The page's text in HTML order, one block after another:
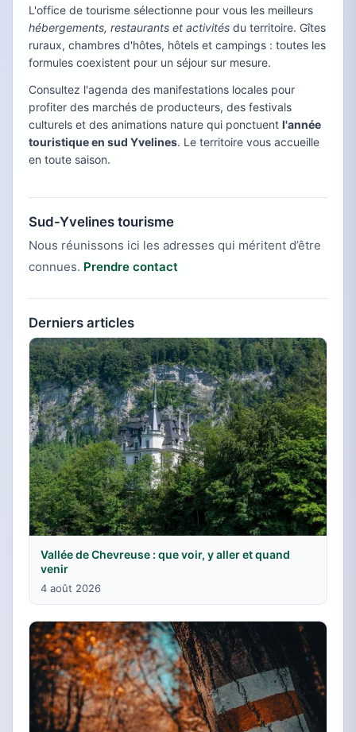
L'office de tourisme sélectionne pour vous les meilleurs
hébergements, restaurants et activités du territoire. Gîtes
ruraux, chambres d'hôtes, hôtels et campings : toutes les
formules coexistent pour un séjour sur mesure.
Consultez l'agenda des manifestations locales pour
profiter des marchés de producteurs, des festivals
culturels et des animations nature qui ponctuent l'année
touristique en sud Yvelines. Le territoire vous accueille
en toute saison.
Sud-Yvelines tourisme
Nous réunissons ici les adresses qui méritent d’être
connues. Prendre contact
Derniers articles
Vallée de Chevreuse : que voir, y aller et quand
venir
4 août 2026